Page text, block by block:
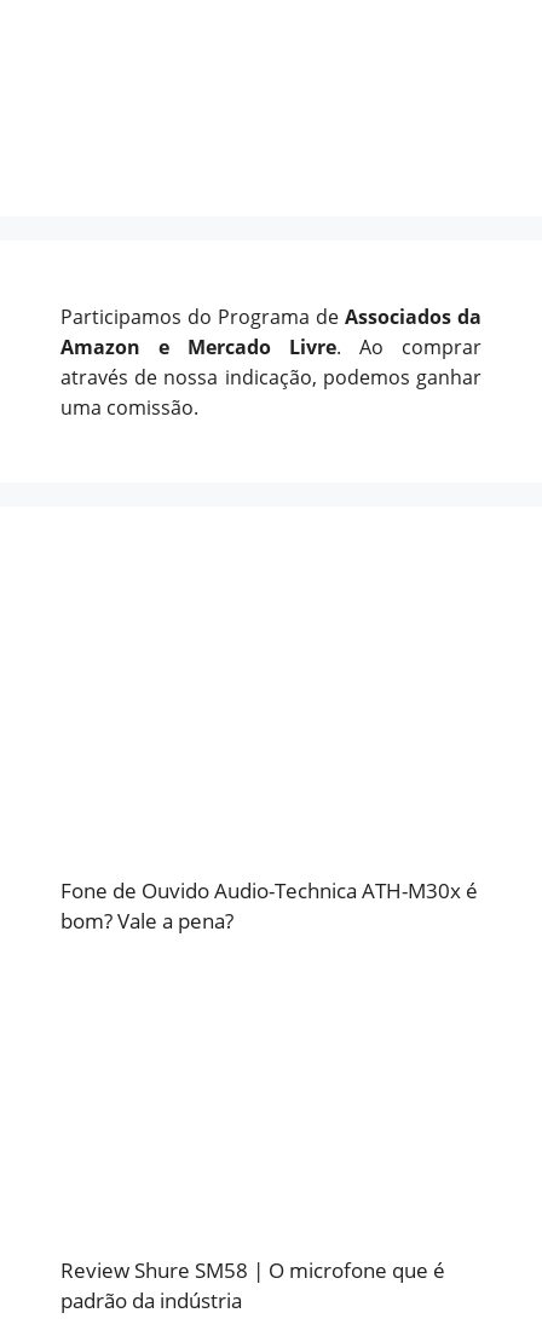
Participamos do Programa de Associados da
Amazon e Mercado Livre. Ao comprar
através de nossa indicação, podemos ganhar
uma comissão.
Fone de Ouvido Audio-Technica ATH-M30x é
bom? Vale a pena?
Review Shure SM58 | O microfone que é
padrão da indústria